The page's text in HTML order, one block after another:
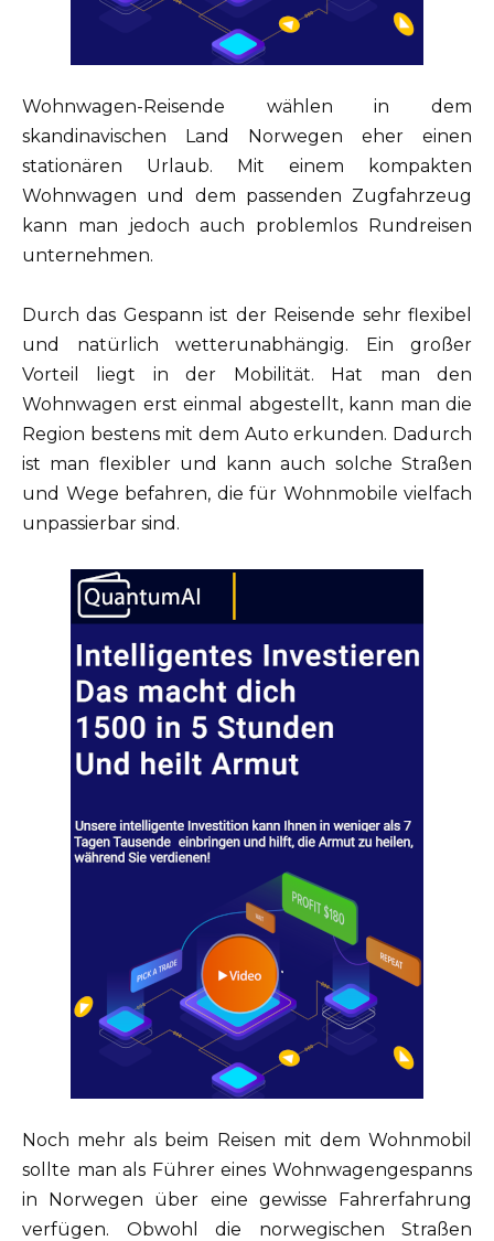
Wohnwagen-Reisende wählen in dem
skandinavischen Land Norwegen eher einen
stationären Urlaub. Mit einem kompakten
Wohnwagen und dem passenden Zugfahrzeug
kann man jedoch auch problemlos Rundreisen
unternehmen.
Durch das Gespann ist der Reisende sehr flexibel
und natürlich wetterunabhängig. Ein großer
Vorteil liegt in der Mobilität. Hat man den
Wohnwagen erst einmal abgestellt, kann man die
Region bestens mit dem Auto erkunden. Dadurch
ist man flexibler und kann auch solche Straßen
und Wege befahren, die für Wohnmobile vielfach
unpassierbar sind.
Noch mehr als beim Reisen mit dem Wohnmobil
sollte man als Führer eines Wohnwagengespanns
in Norwegen über eine gewisse Fahrerfahrung
verfügen. Obwohl die norwegischen Straßen